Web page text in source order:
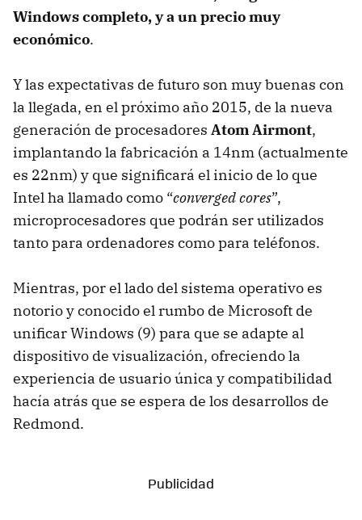
Windows completo, y a un precio muy
económico.
Y las expectativas de futuro son muy buenas con
la llegada, en el próximo año 2015, de la nueva
generación de procesadores Atom Airmont,
implantando la fabricación a 14nm (actualmente
es 22nm) y que significará el inicio de lo que
Intel ha llamado como “converged cores”,
microprocesadores que podrán ser utilizados
tanto para ordenadores como para teléfonos.
Mientras, por el lado del sistema operativo es
notorio y conocido el rumbo de Microsoft de
unificar Windows (9) para que se adapte al
dispositivo de visualización, ofreciendo la
experiencia de usuario única y compatibilidad
hacía atrás que se espera de los desarrollos de
Redmond.